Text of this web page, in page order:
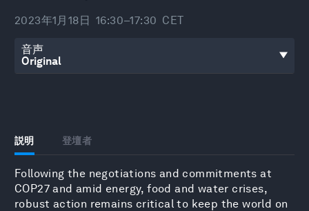
2023年1月18日 16:30–17:30 CET
音声
説明 登壇者
Following the negotiations and commitments at
COP27 and amid energy, food and water crises,
robust action remains critical to keep the world on